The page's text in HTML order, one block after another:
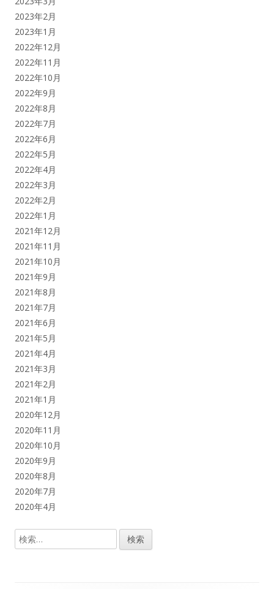
2023年2月
2023年1月
2022年12月
2022年11月
2022年10月
2022年9月
2022年8月
2022年7月
2022年6月
2022年5月
2022年4月
2022年3月
2022年2月
2022年1月
2021年12月
2021年11月
2021年10月
2021年9月
2021年8月
2021年7月
2021年6月
2021年5月
2021年4月
2021年3月
2021年2月
2021年1月
2020年12月
2020年11月
2020年10月
2020年9月
2020年8月
2020年7月
2020年4月
検
索: